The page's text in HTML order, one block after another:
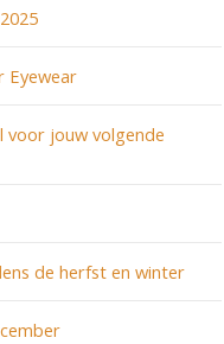
Eyewear
voor jouw volgende
de herfst en winter